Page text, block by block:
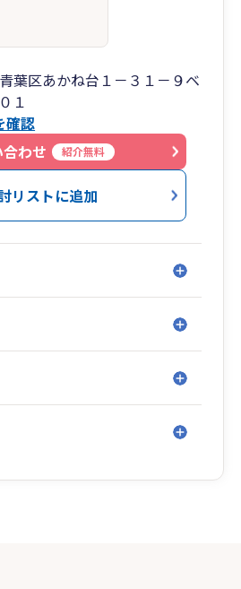
葉区あかね台１－３１－９ベ
１
確認
わせ
紹介無料
リストに追加